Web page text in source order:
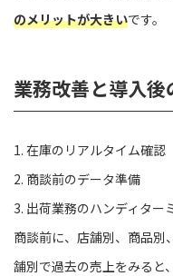
のメリットが大きいです。
業務改善と導入後
1. 在庫のリアルタイム確認
2. 商談前のデータ準備
3. 出荷業務のハンディタ
商談前に、店舗別、商品別
舗別で過去の売上をみると